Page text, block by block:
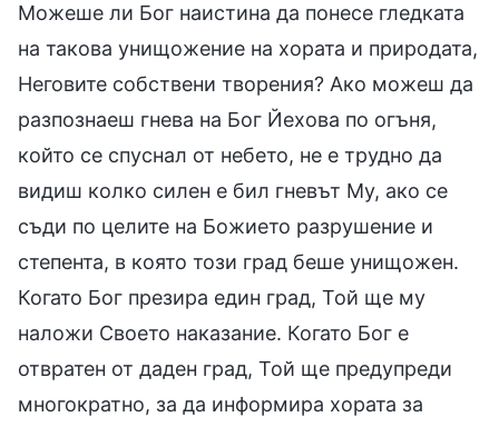
Можеше ли Бог наистина да понесе гледката
на такова унищожение на хората и природата,
Неговите собствени творения? Ако можеш да
разпознаеш гнева на Бог Йехова по огъня,
който се спуснал от небето, не е трудно да
видиш колко силен е бил гневът Му, ако се
съди по целите на Божието разрушение и
степента, в която този град беше унищожен.
Когато Бог презира един град, Той ще му
наложи Своето наказание. Когато Бог е
отвратен от даден град, Той ще предупреди
многократно, за да информира хората за